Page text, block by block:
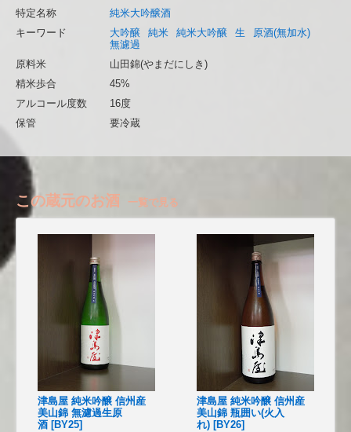
特定名称
純米大吟醸酒
キーワード
大吟醸 純米 純米大吟醸 生
原酒(無加水)
無濾過
原料米
山田錦(やまだにしき)
精米歩合
45%
アルコール度数
16度
保管
要冷蔵
この蔵元のお酒 一覧で見る
津島屋 純米吟醸 信州産
美山錦 無濾過生原
酒 [BY25]
津島屋 純米吟醸 信州産
美山錦 瓶囲い(火入
れ) [BY26]